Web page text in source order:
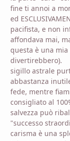
fine ti annoi a
ed
pacifista, e non
affondava mai,
questa è una
divertirebbero).
sigillo astrale
abbastanza
fede, mentre
consigliato al
salvezza può
"successo
carisma è una